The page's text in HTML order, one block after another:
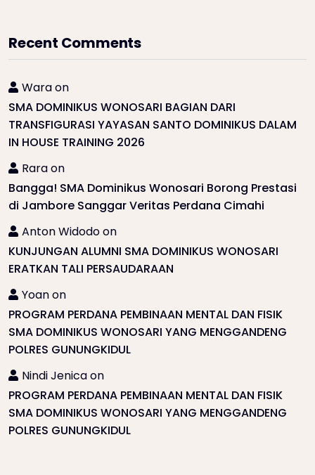
Recent Comments
Waraon
SMA DOMINIKUS WONOSARI BAGIAN DARI
TRANSFIGURASI YAYASAN SANTO DOMINIKUS DALAM
IN HOUSE TRAINING 2026
Raraon
Bangga! SMA Dominikus Wonosari Borong Prestasi
di Jambore Sanggar Veritas Perdana Cimahi
Anton Widodoon
KUNJUNGAN ALUMNI SMA DOMINIKUS WONOSARI
ERATKAN TALI PERSAUDARAAN
Yoanon
PROGRAM PERDANA PEMBINAAN MENTAL DAN FISIK
SMA DOMINIKUS WONOSARI YANG MENGGANDENG
POLRES GUNUNGKIDUL
Nindi Jenicaon
PROGRAM PERDANA PEMBINAAN MENTAL DAN FISIK
SMA DOMINIKUS WONOSARI YANG MENGGANDENG
POLRES GUNUNGKIDUL